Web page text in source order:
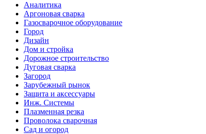
Аналитика
Аргоновая сварка
Газосварочное оборудование
Город
Дизайн
Дом и стройка
Дорожное строительство
Дуговая сварка
Загород
Зарубежный рынок
Защита и аксессуары
Инж. Системы
Плазменная резка
Проволока сварочная
Сад и огород